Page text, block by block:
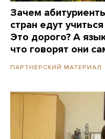
Зачем
стран едут
Это дорого? А
что говорят они
ПАРТНЕРСКИЙ МАТЕРИАЛ